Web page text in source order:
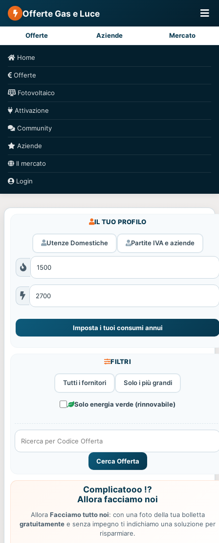
Offerte Gas e Luce
Offerte Aziende Mercato
Home
Offerte
Fotovoltaico
Attivazione
Community
Aziende
Il mercato
Login
IL TUO PROFILO
Utenze Domestiche Partite IVA e aziende
Imposta i tuoi consumi annui
FILTRI
Tutti i fornitori Solo i più grandi
Solo energia verde (rinnovabile)
Cerca Offerta
Complicatooo !?
Allora facciamo noi
Allora Facciamo tutto noi: con una foto della tua bolletta
gratuitamente e senza impegno ti indichiamo una soluzione per
risparmiare.